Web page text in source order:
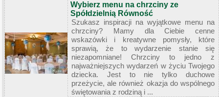
Wybierz menu na chrzciny ze
Spółdzielnią Równość
Szukasz inspiracji na wyjątkowe menu na
chrzciny? Mamy dla Ciebie cenne
wskazówki i kreatywne pomysły, które
sprawią, że to wydarzenie stanie się
niezapomniane! Chrzciny to jedno z
najważniejszych wydarzeń w życiu Twojego
dziecka. Jest to nie tylko duchowe
przeżycie, ale również okazja do wspólnego
świętowania z rodziną i ...